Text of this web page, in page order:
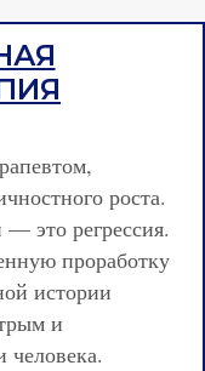
роста.
это регрессия.
проработку
истории
и